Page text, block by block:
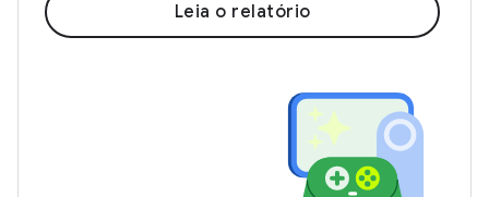
Leia o relatório